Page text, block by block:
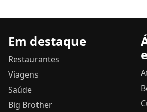
Em destaque
Restaurantes
Viagens
Saúde
Big Brother